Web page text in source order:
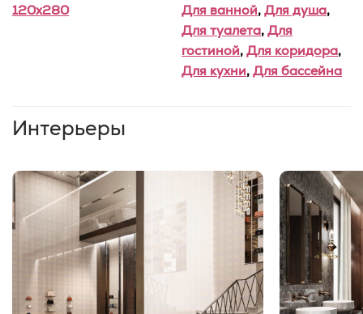
120x280 Для ванной,Для душа,
Для туалета,Для
гостиной,Для коридора,
Для кухни,Для бассейна
Интерьеры